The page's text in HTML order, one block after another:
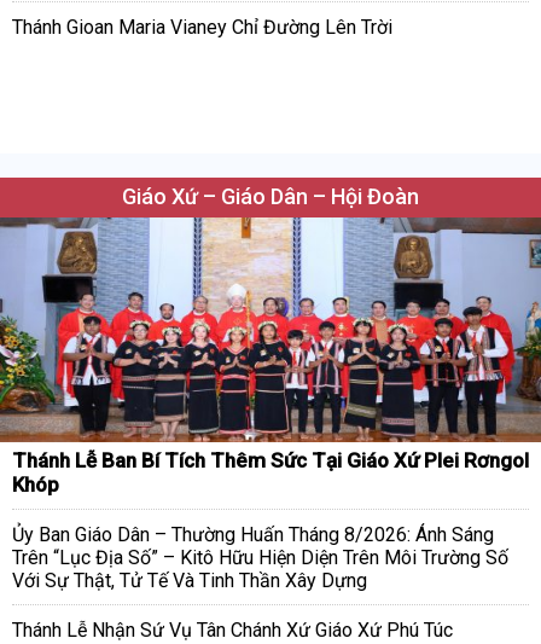
Thánh Gioan Maria Vianey Chỉ Đường Lên Trời
Giáo Xứ – Giáo Dân – Hội Đoàn
Thánh Lễ Ban Bí Tích Thêm Sức Tại Giáo Xứ Plei Rơngol
Khóp
Ủy Ban Giáo Dân – Thường Huấn Tháng 8/2026: Ánh Sáng
Trên “Lục Địa Số” – Kitô Hữu Hiện Diện Trên Môi Trường Số
Với Sự Thật, Tử Tế Và Tinh Thần Xây Dựng
Thánh Lễ Nhận Sứ Vụ Tân Chánh Xứ Giáo Xứ Phú Túc